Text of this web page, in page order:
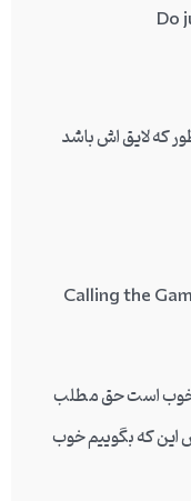
Do
که لایق اش باشد
Calling the
خوب است حق مطلب
این که بگوییم خوب